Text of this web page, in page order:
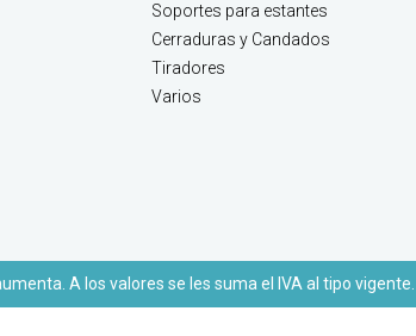
Soportes para estantes
Cerraduras y Candados
Tiradores
Varios
A los valores se les suma el IVA al tipo